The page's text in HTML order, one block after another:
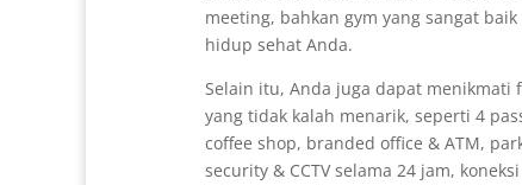
meeting, bahkan gym yang sangat
hidup sehat Anda.
Selain itu, Anda juga dapat menikmati
yang tidak kalah menarik, seperti 4
coffee shop, branded office & ATM,
security & CCTV selama 24 jam,